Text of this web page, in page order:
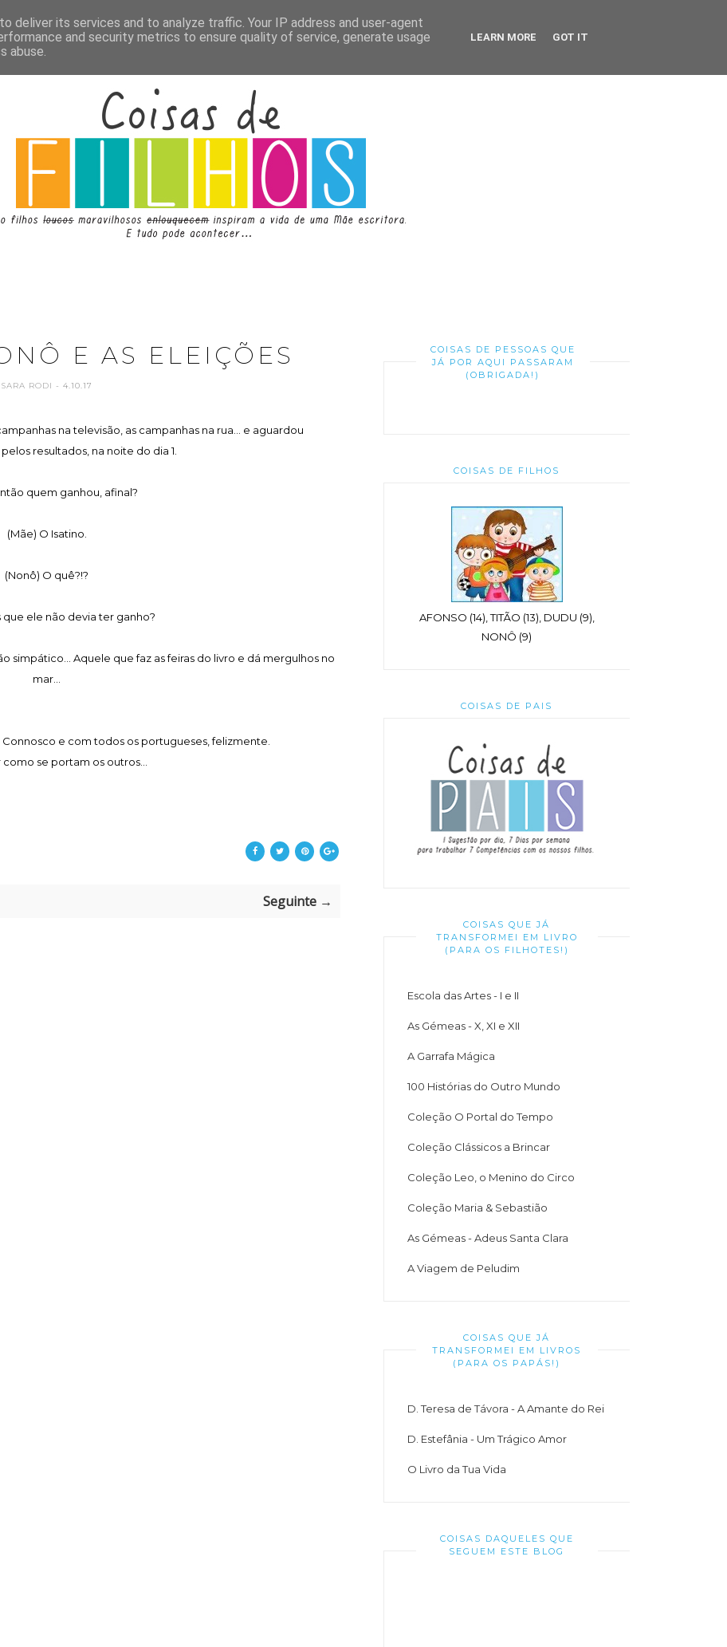
E AS ELEIÇÕES
SARA RODI - 4.10.17
na televisão, as campanhas na rua... e aguardou
resultados, na noite do dia 1.
quem ganhou, afinal?
(Mãe) O Isatino.
(Nonô) O quê?!?
que ele não devia ter ganho?
simpático... Aquele que faz as feiras do livro e dá mergulhos no
mar...
e com todos os portugueses, felizmente.
se portam os outros...
Seguinte →
COISAS DE PESSOAS QUE
JÁ POR AQUI PASSARAM
(OBRIGADA!)
COISAS DE FILHOS
AFONSO (14), TITÃO (13), DUDU (9),
NONÔ (9)
COISAS DE PAIS
COISAS QUE JÁ
TRANSFORMEI EM LIVRO
(PARA OS FILHOTES!)
Escola das Artes - I e II
As Gémeas - X, XI e XII
A Garrafa Mágica
100 Histórias do Outro Mundo
Coleção O Portal do Tempo
Coleção Clássicos a Brincar
Coleção Leo, o Menino do Circo
Coleção Maria & Sebastião
As Gémeas - Adeus Santa Clara
A Viagem de Peludim
COISAS QUE JÁ
TRANSFORMEI EM LIVROS
(PARA OS PAPÁS!)
D. Teresa de Távora - A Amante do Rei
D. Estefânia - Um Trágico Amor
O Livro da Tua Vida
COISAS DAQUELES QUE
SEGUEM ESTE BLOG
deliver its services and to analyze traffic. Your IP address and user-agent
and security metrics to ensure quality of service, generate usage
abuse.
LEARN MORE GOT IT